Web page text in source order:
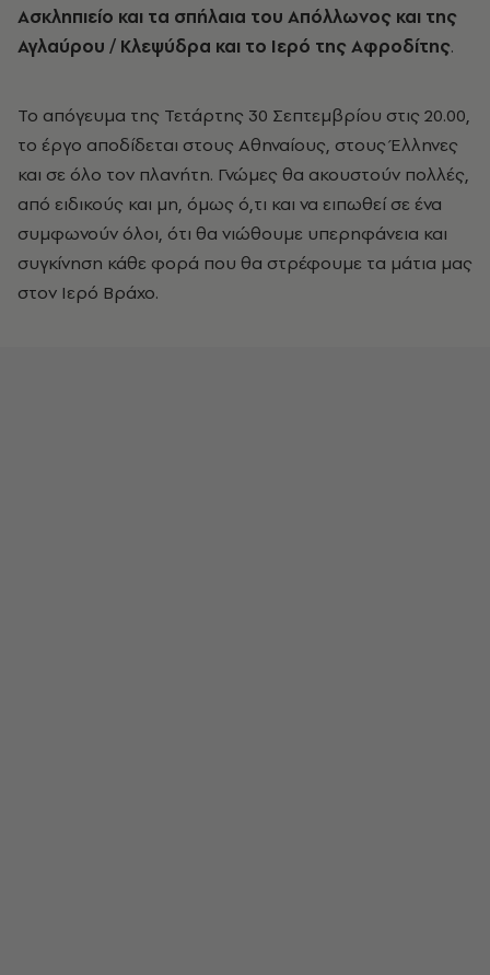
Ασκληπιείο και τα σπήλαια του Απόλλωνος και της
Αγλαύρου / Κλεψύδρα και το Ιερό της Αφροδίτης.
Το απόγευμα της Τετάρτης 30 Σεπτεμβρίου στις 20.00,
το έργο αποδίδεται στους Αθηναίους, στους Έλληνες
και σε όλο τον πλανήτη. Γνώμες θα ακουστούν πολλές,
από ειδικούς και μη, όμως ό,τι και να ειπωθεί σε ένα
συμφωνούν όλοι, ότι θα νιώθουμε υπερηφάνεια και
συγκίνηση κάθε φορά που θα στρέφουμε τα μάτια μας
στον Ιερό Βράχο.